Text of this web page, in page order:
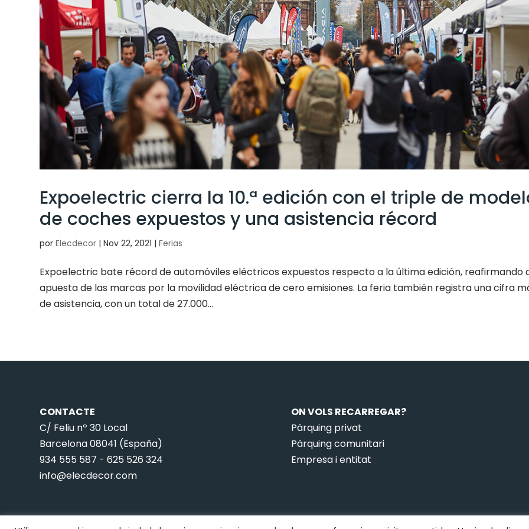
Expoelectric cierra la 10.ª edición con el triple de
de coches expuestos y una asistencia récord
porElecdecor |Nov 22, 2021 |Ferias
Expoelectric bate récord de automóviles eléctricos expuestos respecto a la última edición, reafirmando
apuesta de las marcas por la movilidad eléctrica de cero emisiones. La feria también registra una cifra
de asistencia, con un total de 27.000...
CONTACTE
C/ Feliu nº 30 Local
Barcelona 08041 (España)
934 555 587 -625 526 324
info@elecdecor.com
ON VOLS RECARREGAR?
Pàrquing privat
Pàrquing comunitari
Empresa i entitat